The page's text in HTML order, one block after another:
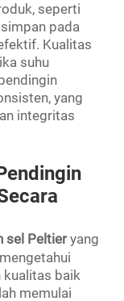
seperti
pada
Kualitas
suhu
yang
integritas
sel Peltieryang
kualitas baik
memulai